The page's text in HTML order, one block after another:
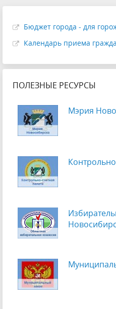
Бюджет города - для
Календарь приема
ПОЛЕЗНЫЕ РЕСУРСЫ
Мэрия